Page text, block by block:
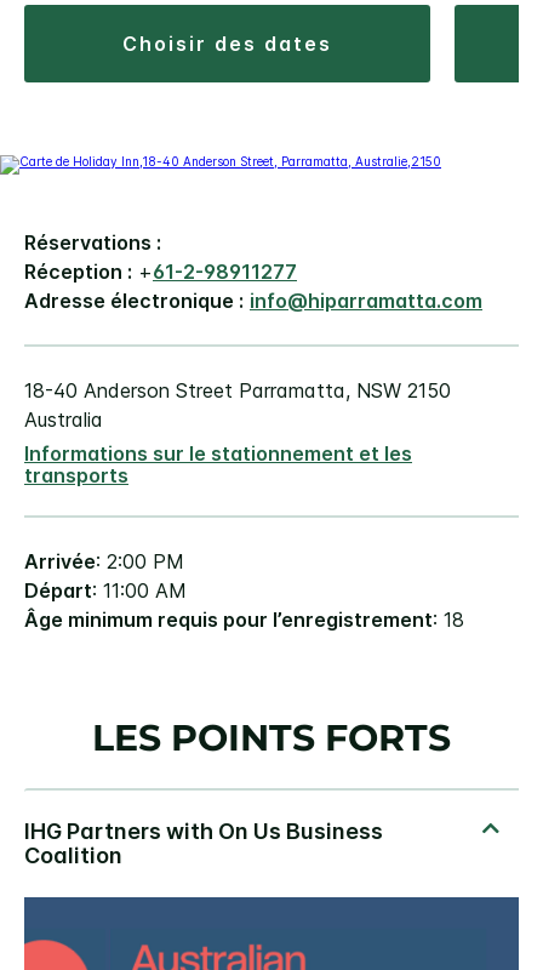
choisir des dates
Réservations :
Réception : +61-2-98911277
Adresse électronique : info@hiparramatta.com
18-40 Anderson Street Parramatta, NSW 2150
Australia
Informations sur le stationnement et les
transports
Arrivée: 2:00 PM
Départ: 11:00 AM
Âge minimum requis pour l’enregistrement: 18
LES POINTS FORTS